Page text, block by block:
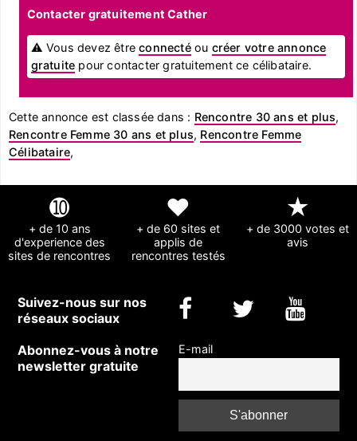
Contacter gratuitement Cather
⚠ Vous devez êtreconnectéou créer votre annonce
gratuite pour contacter gratuitement ce célibataire.
Cette annonce est classée dans : Rencontre 30 ans et plus,
Rencontre Femme 30 ans et plus, Rencontre Femme
Célibataire,
➓
+ de 10 ans
d'experience des
sites de rencontres
❤
+ de 60 sites et
applis de
rencontres testés
★
+ de 3000 votes et
avis
Suivez-nous sur nos
réseaux sociaux
Abonnez-vous à notre
newsletter gratuite
E-mail